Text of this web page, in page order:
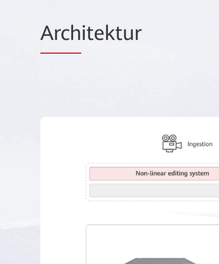
Architektur